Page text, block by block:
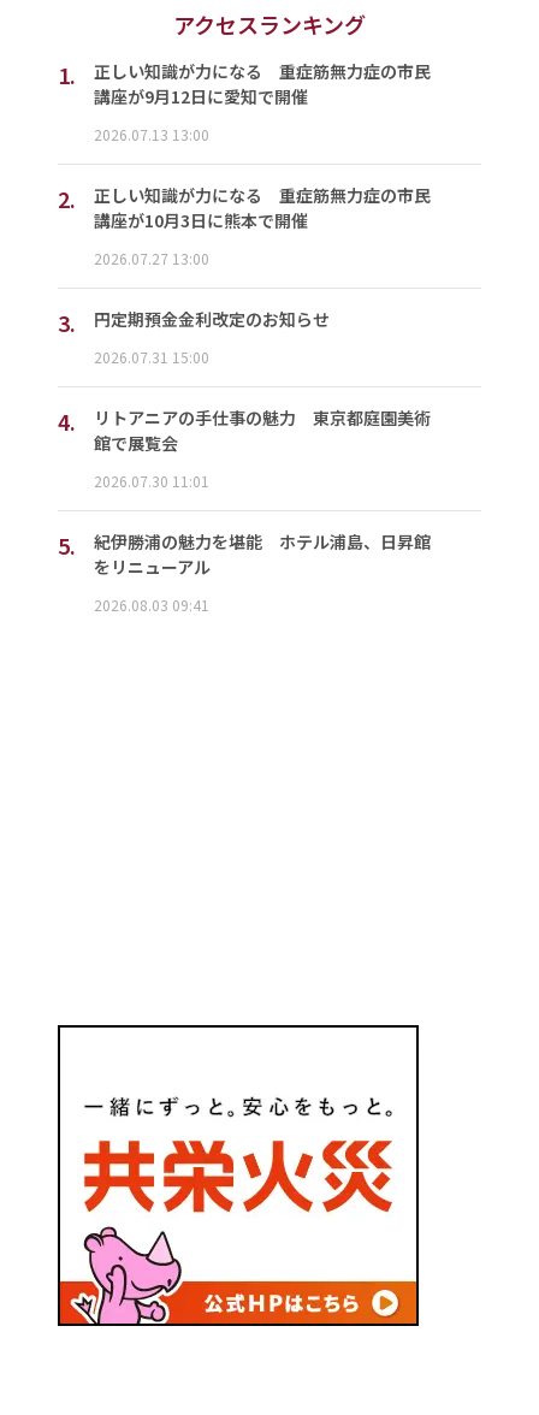
アクセスランキング
1.
正しい知識が力になる 重症筋無力症の市民
講座が9月12日に愛知で開催
2026.07.13 13:00
2.
正しい知識が力になる 重症筋無力症の市民
講座が10月3日に熊本で開催
2026.07.27 13:00
3. 円定期預金金利改定のお知らせ
2026.07.31 15:00
4.
リトアニアの手仕事の魅力 東京都庭園美術
館で展覧会
2026.07.30 11:01
5.
紀伊勝浦の魅力を堪能 ホテル浦島、日昇館
をリニューアル
2026.08.03 09:41